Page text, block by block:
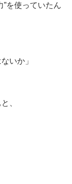
”を使っていたん
いか」
、